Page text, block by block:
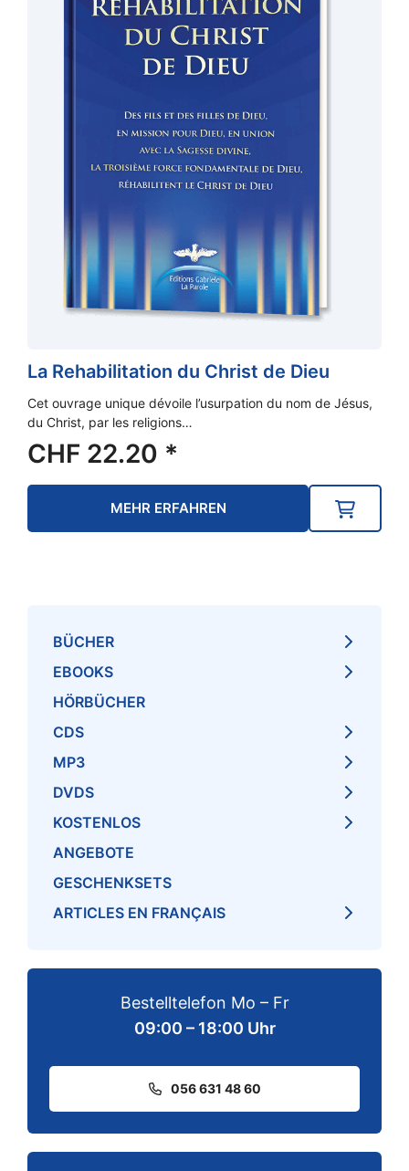
La Rehabilitation du Christ de Dieu
Cet ouvrage unique dévoile l’usurpation du nom de Jésus,
du Christ, par les religions…
CHF 22.20 *
MEHR ERFAHREN
BÜCHER
EBOOKS
HÖRBÜCHER
CDS
MP3
DVDS
KOSTENLOS
ANGEBOTE
GESCHENKSETS
ARTICLES EN FRANÇAIS
Bestelltelefon Mo – Fr
09:00 – 18:00 Uhr
056 631 48 60